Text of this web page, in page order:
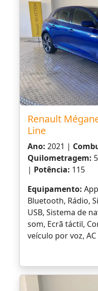
Renault
Line
Ano: 2021 |
Quilometragem:
| Potência: 115
Equipamento:
Bluetooth, Rádio,
USB, Sistema de
som, Ecrã táctil,
veículo por voz,